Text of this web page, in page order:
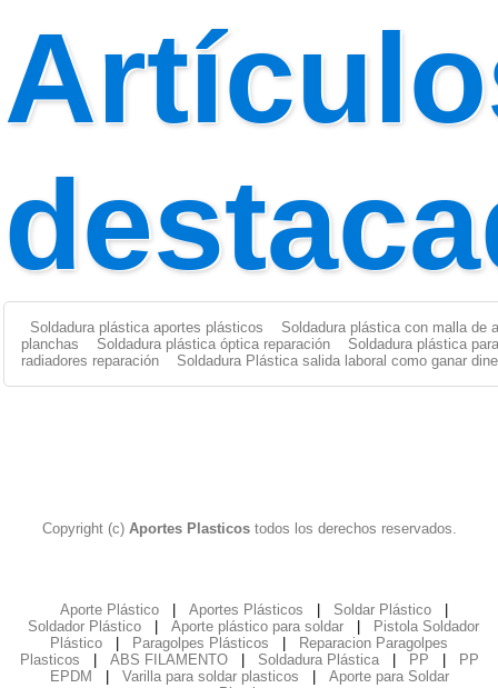
Soldadura plástica aportes plásticos
Soldadura plástica con malla de
planchas
Soldadura plástica óptica reparación
Soldadura plástica
radiadores reparación
Soldadura Plástica salida laboral como ganar
Copyright (c) Aportes Plasticostodos los derechos reservados.
Aporte Plástico Aportes Plásticos Soldar Plástico
Soldador Plástico
Aporte plástico para soldar
Pistola Soldador
Plástico
Paragolpes Plásticos
Reparacion Paragolpes
Plasticos
ABS FILAMENTO Soldadura Plástica PP
PP
EPDM
Varilla para soldar plasticos
Aporte para Soldar